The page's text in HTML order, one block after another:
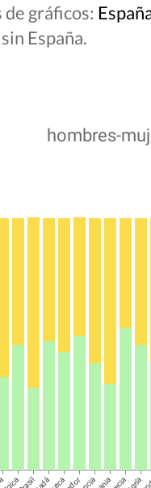
gráficos:
España.
hombres-